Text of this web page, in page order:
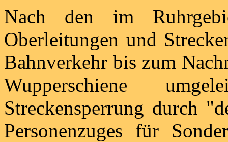
Nach den im
Oberleitungen und
Bahnverkehr bis zum
Wupperschiene
Streckensperrung durch
Personenzuges für